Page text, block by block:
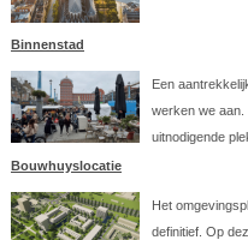
Binnenstad
Een
werken we
uitnodigende
Bouwhuyslocatie
Het
definitief. Op